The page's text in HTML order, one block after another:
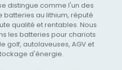
distingue comme l'un des
batteries au lithium, réputé
qualité et rentables. Nous
les batteries pour chariots
golf, autolaveuses, AGV et
d'énergie.